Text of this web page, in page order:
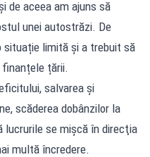
de aceea am ajuns să
unei autostrăzi. De
situație limită și a trebuit să
țării.
salvarea și
scăderea dobânzilor la
se mişcă în direcţia
multă încredere.